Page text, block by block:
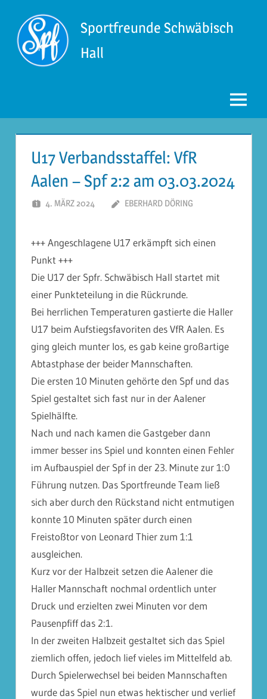
Inhalt
springen
Sportfreunde Schwäbisch
Hall
Menü
U17 Verbandsstaffel: VfR
Aalen – Spf 2:2 am 03.03.2024
4. MÄRZ 2024 EBERHARD DÖRING
+++ Angeschlagene U17 erkämpft sich einen
Punkt +++
Die U17 der Spfr. Schwäbisch Hall startet mit
einer Punkteteilung in die Rückrunde.
Bei herrlichen Temperaturen gastierte die Haller
U17 beim Aufstiegsfavoriten des VfR Aalen. Es
ging gleich munter los, es gab keine großartige
Abtastphase der beider Mannschaften.
Die ersten 10 Minuten gehörte den Spf und das
Spiel gestaltet sich fast nur in der Aalener
Spielhälfte.
Nach und nach kamen die Gastgeber dann
immer besser ins Spiel und konnten einen Fehler
im Aufbauspiel der Spf in der 23. Minute zur 1:0
Führung nutzen. Das Sportfreunde Team ließ
sich aber durch den Rückstand nicht entmutigen
konnte 10 Minuten später durch einen
Freistoßtor von Leonard Thier zum 1:1
ausgleichen.
Kurz vor der Halbzeit setzen die Aalener die
Haller Mannschaft nochmal ordentlich unter
Druck und erzielten zwei Minuten vor dem
Pausenpfiff das 2:1.
In der zweiten Halbzeit gestaltet sich das Spiel
ziemlich offen, jedoch lief vieles im Mittelfeld ab.
Durch Spielerwechsel bei beiden Mannschaften
wurde das Spiel nun etwas hektischer und verlief